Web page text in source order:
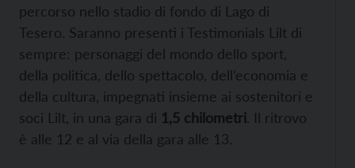
percorso nello stadio di fondo di Lago di
Tesero. Saranno presenti i Testimonials Lilt di
sempre: personaggi del mondo dello sport,
della politica, dello spettacolo, dell’economia e
della cultura, impegnati insieme ai sostenitori e
soci Lilt, in una gara di 1,5 chilometri. Il ritrovo
è alle 12 e al via della gara alle 13.